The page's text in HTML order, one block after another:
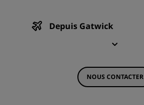
Depuis Gatwick
NOUS CONTACTER